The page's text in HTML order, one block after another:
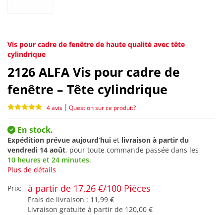
Vis pour cadre de fenêtre de haute qualité avec tête
cylindrique
2126 ALFA Vis pour cadre de
fenêtre – Tête cylindrique
4 avis | Question sur ce produit?
En stock.
Expédition prévue aujourd’hui et livraison à partir du
vendredi 14 août, pour toute commande passée dans les
10 heures et 24 minutes.
Plus de détails
Prix:
à partir de 17,26 €/100 Pièces
Frais de livraison : 11,99 €
Livraison gratuite à partir de 120,00 €